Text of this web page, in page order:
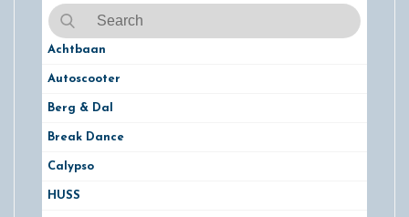
Achtbaan
Autoscooter
Berg & Dal
Break Dance
Calypso
HUSS